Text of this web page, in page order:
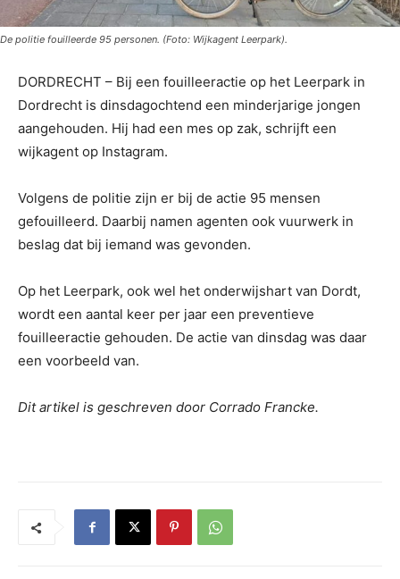
De politie fouilleerde 95 personen. (Foto: Wijkagent Leerpark).
DORDRECHT – Bij een fouilleeractie op het Leerpark in
Dordrecht is dinsdagochtend een minderjarige jongen
aangehouden. Hij had een mes op zak, schrijft een
wijkagent op Instagram.
Volgens de politie zijn er bij de actie 95 mensen
gefouilleerd. Daarbij namen agenten ook vuurwerk in
beslag dat bij iemand was gevonden.
Op het Leerpark, ook wel het onderwijshart van Dordt,
wordt een aantal keer per jaar een preventieve
fouilleeractie gehouden. De actie van dinsdag was daar
een voorbeeld van.
Dit artikel is geschreven door Corrado Francke.